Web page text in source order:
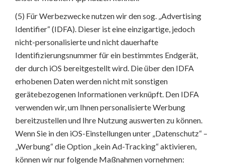
(5) Für Werbezwecke nutzen wir den sog. „Advertising
Identifier“ (IDFA). Dieser ist eine einzigartige, jedoch
nicht-personalisierte und nicht dauerhafte
Identifizierungsnummer für ein bestimmtes Endgerät,
der durch iOS bereitgestellt wird. Die über den IDFA
erhobenen Daten werden nicht mit sonstigen
gerätebezogenen Informationen verknüpft. Den IDFA
verwenden wir, um Ihnen personalisierte Werbung
bereitzustellen und Ihre Nutzung auswerten zu können.
Wenn Sie in den iOS-Einstellungen unter „Datenschutz“ –
„Werbung“ die Option „kein Ad-Tracking“ aktivieren,
können wir nur folgende Maßnahmen vornehmen: